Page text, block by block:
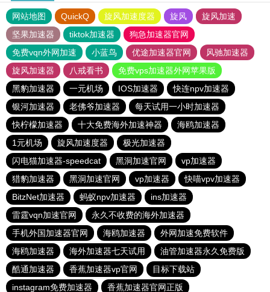
网站地图 QuickQ 旋风加速度器 旋风
旋风加速
坚果加速器
tiktok加速器
狗急加速器官网
免费vqn外网加速
小蓝鸟 优途加速器官网
风驰加速器
旋风加速器
八戒看书
免费vps加速器外网苹果版
黑豹加速器
一元机场 IOS加速器
快连npv加速器
银河加速器
老佛爷加速器
每天试用一小时加速器
快柠檬加速器
十大免费海外加速神器
海鸥加速器
1元机场
旋风加速度器
极光加速器
闪电猫加速器-speedcat
黑洞加速官网
vp加速器
猎豹加速器
黑洞加速官网 vp加速器
快喵vpv加速器
BitzNet加速器
蚂蚁npv加速器
ins加速器
雷霆vqn加速官网
永久不收费的海外加速器
手机外国加速器官网
海鸥加速器
外网加速免费软件
海鸥加速器
海外加速器七天试用
油管加速器永久免费版
酷通加速器
香蕉加速器vp官网
目标下载站
instagram免费加速器
香蕉加速器官网正版